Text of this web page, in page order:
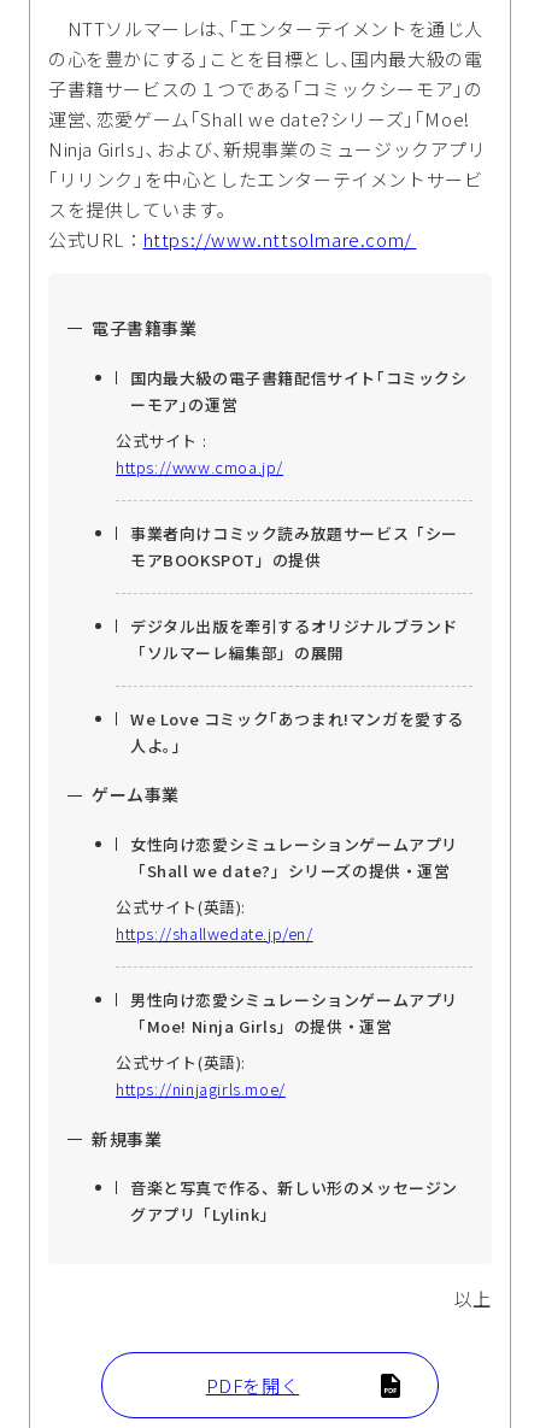
NTTソルマーレは､｢エンターテイメントを通じ人
の心を豊かにする｣ことを目標とし､国内最大級の電
子書籍サービスの１つである｢コミックシーモア｣の
運営､恋愛ゲーム｢Shall we date?シリーズ｣｢Moe!
Ninja Girls｣､および､新規事業のミュージックアプリ
｢リリンク｣を中心としたエンターテイメントサービ
スを提供しています｡
公式URL： https://www.nttsolmare.com/
電子書籍事業
国内最大級の電子書籍配信サイト｢コミックシ
ーモア｣の運営
公式サイト :
https://www.cmoa.jp/
事業者向けコミック読み放題サービス「シー
モアBOOKSPOT」の提供
デジタル出版を牽引するオリジナルブランド
「ソルマーレ編集部」の展開
We Love コミック｢あつまれ!マンガを愛する
人よ｡｣
ゲーム事業
女性向け恋愛シミュレーションゲームアプリ
「Shall we date?」シリーズの提供・運営
公式サイト(英語):
https://shallwedate.jp/en/
男性向け恋愛シミュレーションゲームアプリ
「Moe! Ninja Girls」の提供・運営
公式サイト(英語):
https://ninjagirls.moe/
新規事業
音楽と写真で作る、新しい形のメッセージン
グアプリ「Lylink」
以上
PDFを開く